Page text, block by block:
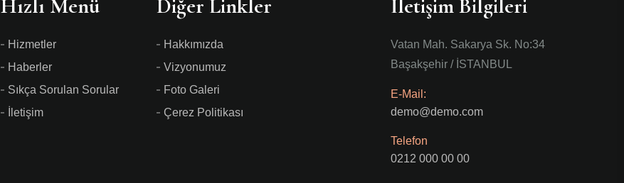
Hızlı Menü
Hizmetler
Haberler
Sıkça Sorulan Sorular
İletişim
Diğer Linkler
Hakkımızda
Vizyonumuz
Foto Galeri
Çerez Politikası
İletişim Bilgileri
Vatan Mah. Sakarya Sk. No:34
Başakşehir / İSTANBUL
E-Mail:
demo@demo.com
Telefon
0212 000 00 00